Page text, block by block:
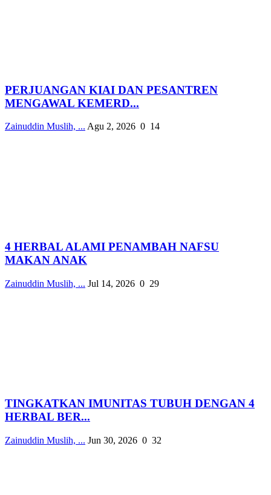
PERJUANGAN KIAI DAN PESANTREN
MENGAWAL KEMERD...
Zainuddin Muslih, ... Agu 2, 2026 0 14
4 HERBAL ALAMI PENAMBAH NAFSU
MAKAN ANAK
Zainuddin Muslih, ... Jul 14, 2026 0 29
TINGKATKAN IMUNITAS TUBUH DENGAN 4
HERBAL BER...
Zainuddin Muslih, ... Jun 30, 2026 0 32